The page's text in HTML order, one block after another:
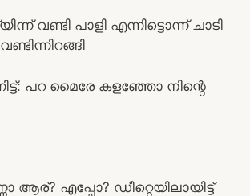
വണ്ടി പാളി എന്നിട്ടൊന്ന് ചാടി
പറ മൈരേ കളഞ്ഞോ നിന്റെ
എപ്പോ? ഡീറ്റെയിലായിട്ട്